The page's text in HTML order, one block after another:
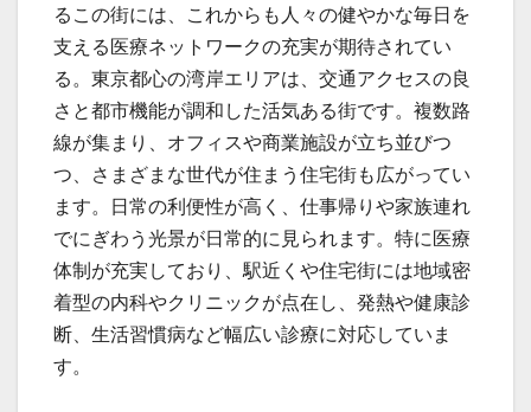
るこの街には、これからも人々の健やかな毎日を
支える医療ネットワークの充実が期待されてい
る。東京都心の湾岸エリアは、交通アクセスの良
さと都市機能が調和した活気ある街です。複数路
線が集まり、オフィスや商業施設が立ち並びつ
つ、さまざまな世代が住まう住宅街も広がってい
ます。日常の利便性が高く、仕事帰りや家族連れ
でにぎわう光景が日常的に見られます。特に医療
体制が充実しており、駅近くや住宅街には地域密
着型の内科やクリニックが点在し、発熱や健康診
断、生活習慣病など幅広い診療に対応していま
す。